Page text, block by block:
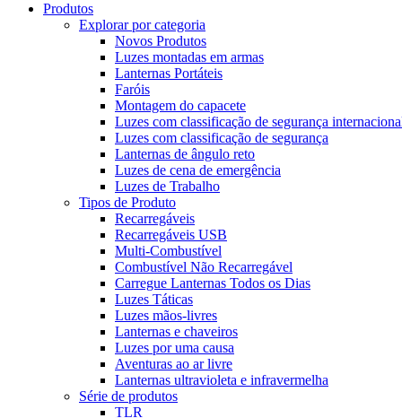
Produtos
Explorar por categoria
Novos Produtos
Luzes montadas em armas
Lanternas Portáteis
Faróis
Montagem do capacete
Luzes com classificação de segurança
Luzes com classificação de segurança
Lanternas de ângulo reto
Luzes de cena de emergência
Luzes de Trabalho
Tipos de Produto
Recarregáveis
Recarregáveis USB
Multi-Combustível
Combustível Não Recarregável
Carregue Lanternas Todos os Dias
Luzes Táticas
Luzes mãos-livres
Lanternas e chaveiros
Luzes por uma causa
Aventuras ao ar livre
Lanternas ultravioleta e infravermelha
Série de produtos
TLR